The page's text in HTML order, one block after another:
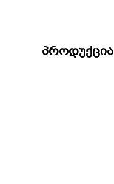
პროდუქცია